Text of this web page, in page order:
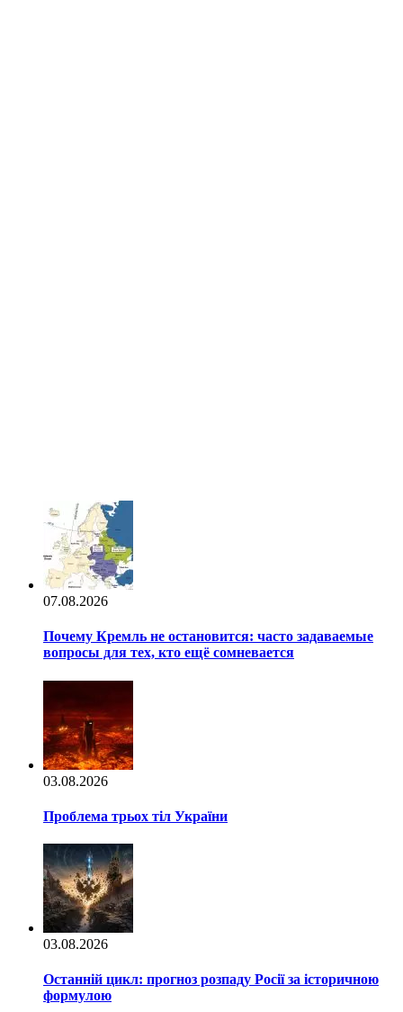
07.08.2026
Почему Кремль не остановится: часто задаваемые
вопросы для тех, кто ещё сомневается
03.08.2026
Проблема трьох тіл України
03.08.2026
Останній цикл: прогноз розпаду Росії за історичною
формулою